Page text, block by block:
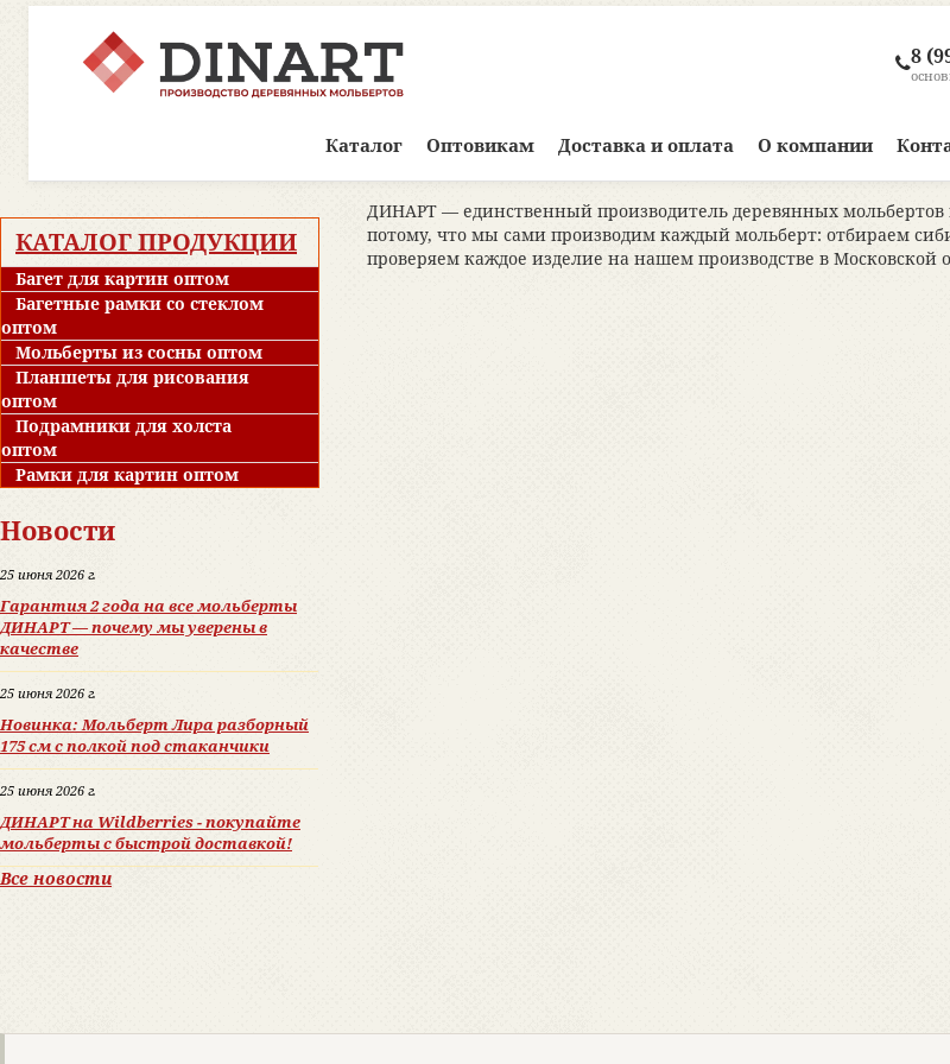
8
Каталог Оптовикам Доставка и оплата О компании
КАТАЛОГ ПРОДУКЦИИ
Багет для картин оптом
Багетные рамки со стеклом
оптом
Мольберты из сосны оптом
Планшеты для рисования
оптом
Подрамники для холста
оптом
Рамки для картин оптом
Новости
25 июня 2026 г.
Гарантия 2 года на все мольберты
ДИНАРТ — почему мы уверены в
качестве
25 июня 2026 г.
Новинка: Мольберт Лира разборный
175 см с полкой под стаканчики
25 июня 2026 г.
ДИНАРТ на Wildberries - покупайте
мольберты с быстрой доставкой!
Все новости
ДИНАРТ — единственный производитель деревянных мольбертов
потому, что мы сами производим каждый мольберт: отбираем
проверяем каждое изделие на нашем производстве в Московской